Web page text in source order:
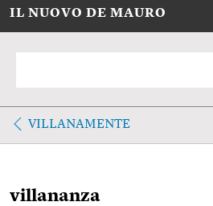
IL NUOVO DE MAURO
VILLANAMENTE
villananza